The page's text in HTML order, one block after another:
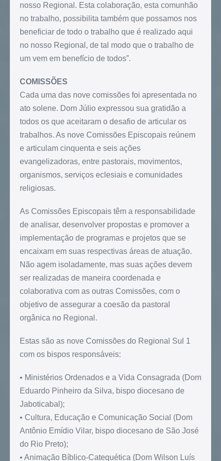
nosso Regional. Esta colaboração, esta comunhão
no trabalho, possibilita também que possamos nos
beneficiar de todo o trabalho que é realizado aqui
no nosso Regional, de tal modo que o trabalho de
um vem em benefício de todos”.
COMISSÕES
Cada uma das nove comissões foi apresentada no
ato solene. Dom Júlio expressou sua gratidão a
todos os que aceitaram o desafio de articular os
trabalhos. As nove Comissões Episcopais reúnem
e articulam cinquenta e seis ações
evangelizadoras, entre pastorais, movimentos,
organismos, serviços eclesiais e comunidades
religiosas.
As Comissões Episcopais têm a responsabilidade
de analisar, desenvolver propostas e promover a
implementação de programas e projetos que se
encaixam em suas respectivas áreas de atuação.
Não agem isoladamente, mas suas ações devem
ser realizadas de maneira coordenada e
colaborativa com as outras Comissões, com o
objetivo de assegurar a coesão da pastoral
orgânica no Regional.
Estas são as nove Comissões do Regional Sul 1
com os bispos responsáveis:
• Ministérios Ordenados e a Vida Consagrada (Dom
Eduardo Pinheiro da Silva, bispo diocesano de
Jaboticabal);
• Cultura, Educação e Comunicação Social (Dom
Antônio Emídio Vilar, bispo diocesano de São José
do Rio Preto);
• Animação Bíblico-Catequética (Dom Wilson Luís